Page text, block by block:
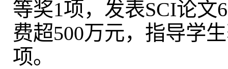
等奖1项，发表SCI论
费超500万元，指导学
项。